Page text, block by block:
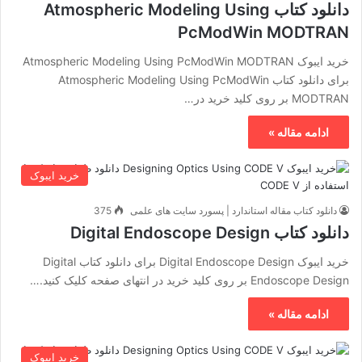
دانلود کتاب Atmospheric Modeling Using
PcModWin MODTRAN
خرید ایبوک Atmospheric Modeling Using PcModWin MODTRAN
برای دانلود کتاب Atmospheric Modeling Using PcModWin
MODTRAN بر روی کلید خرید در…
ادامه مقاله »
خرید ایبوک
دانلود کتاب مقاله استاندارد | پسورد سایت های علمی 375
دانلود کتاب Digital Endoscope Design
خرید ایبوک Digital Endoscope Design برای دانلود کتاب Digital
Endoscope Design بر روی کلید خرید در انتهای صفحه کلیک کنید.…
ادامه مقاله »
خرید ایبوک